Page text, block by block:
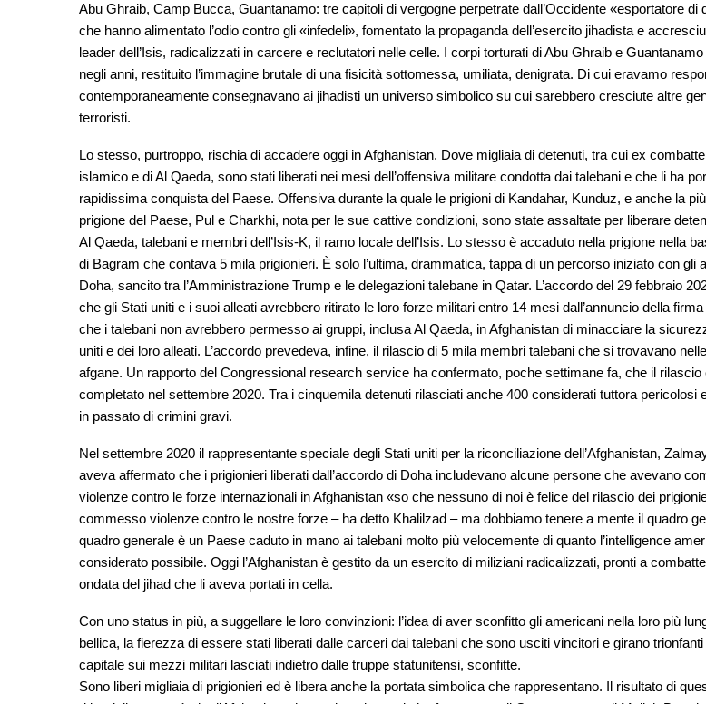
Abu Ghraib, Camp Bucca, Guantanamo: tre capitoli di vergogne perpetrate dall’Occidente «esportatore di
che hanno alimentato l’odio contro gli «infedeli», fomentato la propaganda dell’esercito jihadista e
leader dell’Isis, radicalizzati in carcere e reclutatori nelle celle. I corpi torturati di Abu Ghraib e
negli anni, restituito l’immagine brutale di una fisicità sottomessa, umiliata, denigrata. Di cui eravamo
contemporaneamente consegnavano ai jihadisti un universo simbolico su cui sarebbero cresciute altre
terroristi.
Lo stesso, purtroppo, rischia di accadere oggi in Afghanistan. Dove migliaia di detenuti, tra cui ex
islamico e di Al Qaeda, sono stati liberati nei mesi dell’offensiva militare condotta dai talebani e che li ha
rapidissima conquista del Paese. Offensiva durante la quale le prigioni di Kandahar, Kunduz, e anche la
prigione del Paese, Pul e Charkhi, nota per le sue cattive condizioni, sono state assaltate per liberare
Al Qaeda, talebani e membri dell’Isis-K, il ramo locale dell’Isis. Lo stesso è accaduto nella prigione nella
di Bagram che contava 5 mila prigionieri. È solo l’ultima, drammatica, tappa di un percorso iniziato con gli
Doha, sancito tra l’Amministrazione Trump e le delegazioni talebane in Qatar. L’accordo del 29 febbraio
che gli Stati uniti e i suoi alleati avrebbero ritirato le loro forze militari entro 14 mesi dall’annuncio della
che i talebani non avrebbero permesso ai gruppi, inclusa Al Qaeda, in Afghanistan di minacciare la
uniti e dei loro alleati. L’accordo prevedeva, infine, il rilascio di 5 mila membri talebani che si trovavano
afgane. Un rapporto del Congressional research service ha confermato, poche settimane fa, che il rilascio
completato nel settembre 2020. Tra i cinquemila detenuti rilasciati anche 400 considerati tuttora pericolosi
in passato di crimini gravi.
Nel settembre 2020 il rappresentante speciale degli Stati uniti per la riconciliazione dell’Afghanistan,
aveva affermato che i prigionieri liberati dall’accordo di Doha includevano alcune persone che avevano
violenze contro le forze internazionali in Afghanistan «so che nessuno di noi è felice del rilascio dei
commesso violenze contro le nostre forze – ha detto Khalilzad – ma dobbiamo tenere a mente il quadro
quadro generale è un Paese caduto in mano ai talebani molto più velocemente di quanto l’intelligence
considerato possibile. Oggi l’Afghanistan è gestito da un esercito di miliziani radicalizzati, pronti a
ondata del jihad che li aveva portati in cella.
Con uno status in più, a suggellare le loro convinzioni: l’idea di aver sconfitto gli americani nella loro più
bellica, la fierezza di essere stati liberati dalle carceri dai talebani che sono usciti vincitori e girano
capitale sui mezzi militari lasciati indietro dalle truppe statunitensi, sconfitte.
Sono liberi migliaia di prigionieri ed è libera anche la portata simbolica che rappresentano. Il risultato di